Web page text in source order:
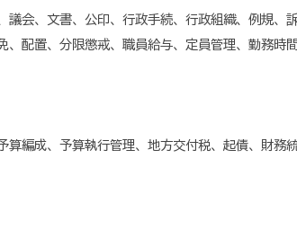
議会、文書、公印、行政手続、行政組織、例規、
、配置、分限懲戒、職員給与、定員管理、勤務
算編成、予算執行管理、地方交付税、起債、財務